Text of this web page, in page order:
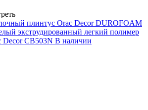
плинтус Orac Decor DUROFOAM
экструдированный легкий полимер
Decor CB503N В наличии